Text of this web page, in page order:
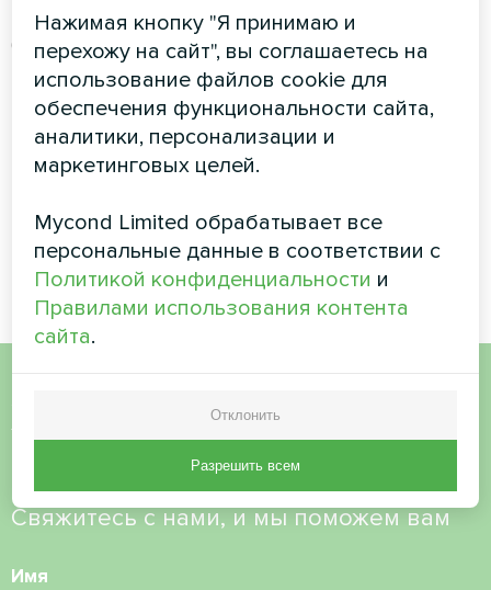
Mycond
13.03.2025
Преимущества и
недостатки тепловых
насосов
Mycond
Экономное отопление
частного дома: без
дров и газа
1 2
Хотите купить или у вас
есть вопросы?
Свяжитесь с нами, и мы поможем вам
Имя
Нажимая кнопку "Я принимаю и
перехожу на сайт", вы соглашаетесь на
использование файлов cookie для
обеспечения функциональности сайта,
аналитики, персонализации и
маркетинговых целей.
Mycond Limited обрабатывает все
персональные данные в соответствии с
Политикой конфиденциальности и
Правилами использования контента
сайта.
Отклонить
Разрешить всем